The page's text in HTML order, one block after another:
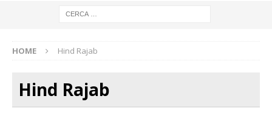
HOME Hind Rajab
Hind Rajab